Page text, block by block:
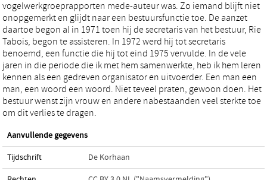
vogelwerkgroeprapporten mede-auteur was. Zo iemand blijft niet
onopgemerkt en glijdt naar een bestuursfunctie toe. De aanzet
daartoe begon al in 1971 toen hij de secretaris van het bestuur, Rie
Tabois, begon te assisteren. In 1972 werd hij tot secretaris
benoemd, een functie die hij tot eind 1975 vervulde. In de vele
jaren in die periode die ik met hem samenwerkte, heb ik hem leren
kennen als een gedreven organisator en uitvoerder. Een man een
man, een woord een woord. Niet teveel praten, gewoon doen. Het
bestuur wenst zijn vrouw en andere nabestaanden veel sterkte toe
om dit verlies te dragen.
Aanvullende gegevens
Tijdschrift De Korhaan